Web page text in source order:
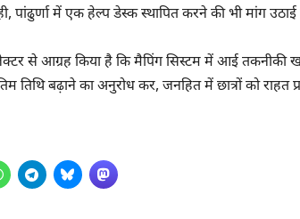
पांढुर्णा में एक हेल्प डेस्क स्थापित करने की भी मांग
से आग्रह किया है कि मैपिंग सिस्टम में आई तकनीकी
बढ़ाने का अनुरोध कर, जनहित में छात्रों को राहत